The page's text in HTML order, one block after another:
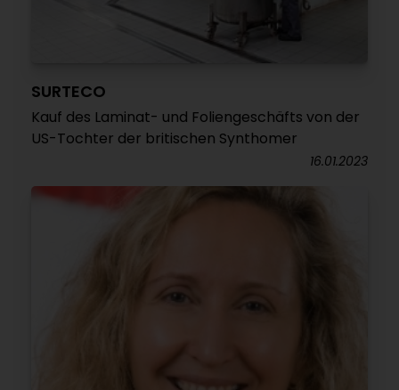
SURTECO
Kauf des Laminat- und Foliengeschäfts von der
US-Tochter der britischen Synthomer
16.01.2023